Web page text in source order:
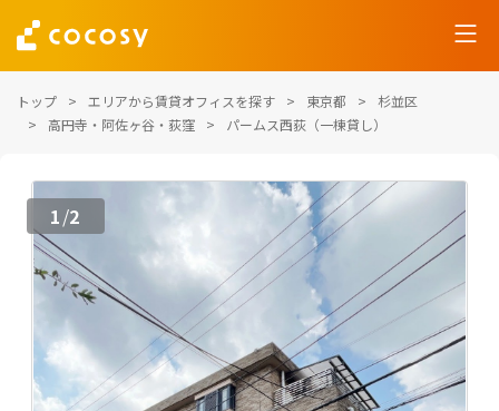
トップ エリアから賃貸オフィスを探す 東京都
杉並区
高円寺・阿佐ヶ谷・荻窪
パームス西荻（一棟貸し）
1/2